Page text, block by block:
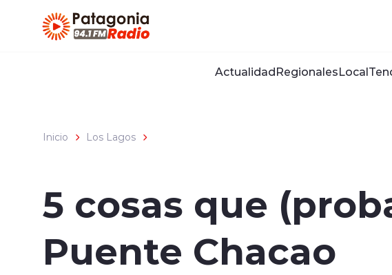
ActualidadRegionalesLocal
Inicio Los Lagos
5 cosas que
Puente Chacao